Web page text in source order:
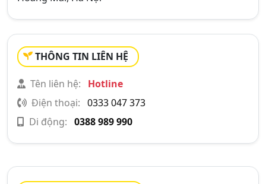
THÔNG TIN LIÊN HỆ
Tên liên hệ:
Hotline
Điện thoại: 0333 047 373
Di động: 0388 989 990